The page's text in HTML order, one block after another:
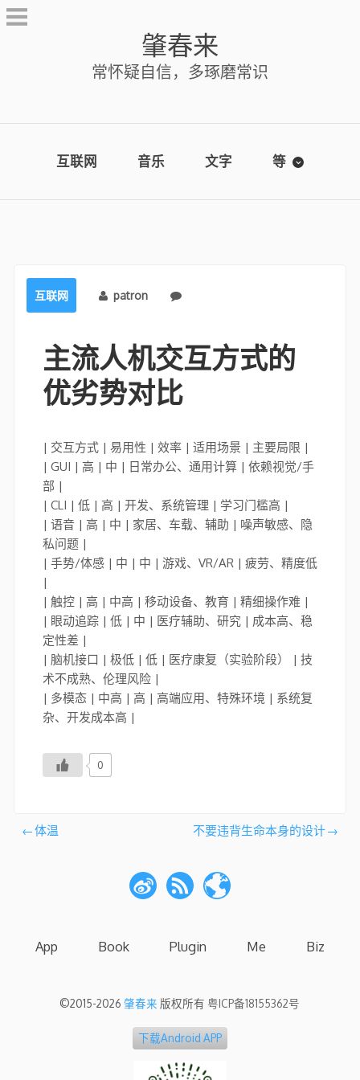
Skip
to
肇春来
常怀疑自信，多琢磨常识
互联网 音乐 文字 等
互联网 patron
主流人机交互方式的
优劣势对比
| 交互方式 | 易用性 | 效率 | 适用场景 | 主要局限 |
| GUI | 高 | 中 | 日常办公、通用计算 | 依赖视觉/手
部 |
| CLI | 低 | 高 | 开发、系统管理 | 学习门槛高 |
| 语音 | 高 | 中 | 家居、车载、辅助 | 噪声敏感、隐
私问题 |
| 手势/体感 | 中 | 中 | 游戏、VR/AR | 疲劳、精度低
|
| 触控 | 高 | 中高 | 移动设备、教育 | 精细操作难 |
| 眼动追踪 | 低 | 中 | 医疗辅助、研究 | 成本高、稳
定性差 |
| 脑机接口 | 极低 | 低 | 医疗康复（实验阶段） | 技
术不成熟、伦理风险 |
| 多模态 | 中高 | 高 | 高端应用、特殊环境 | 系统复
杂、开发成本高 |
0
文体温 不要违背生命本身的设计
App Book Plugin Me Biz
©2015-2026肇春来 版权所有粤ICP备18155362号
下载Android APP